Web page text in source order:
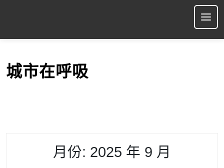
p
城市在呼吸
月份: 2025 年 9 月